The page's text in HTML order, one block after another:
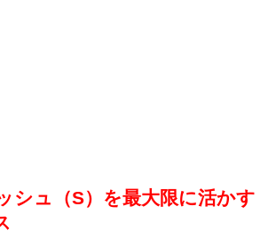
シュ（S）を最大限に活かす